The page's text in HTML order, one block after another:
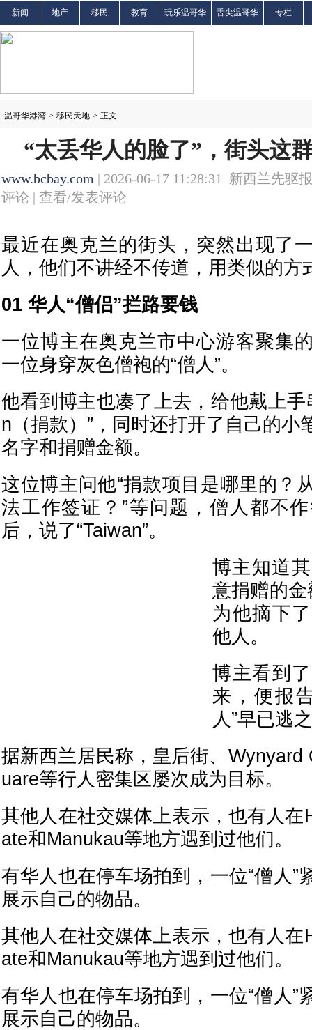
新闻 地产 移民 教育 玩乐温哥华 舌尖温哥华 专栏
温哥华港湾 > 移民天地 > 正文
“太丢华人的脸了”，街头这
www.bcbay.com | 2026-06-17 11:28:31 新西兰先驱
评论 | 查看/发表评论
最近在奥克兰的街头，突然出现了
人，他们不讲经不传道，用类似的方
01 华人“僧侣”拦路要钱
一位博主在奥克兰市中心游客聚集
一位身穿灰色僧袍的“僧人”。
他看到博主也凑了上去，给他戴上手
n（捐款）”，同时还打开了自己的小
名字和捐赠金额。
这位博主问他“捐款项目是哪里的？
法工作签证？”等问题，僧人都不
后，说了“Taiwan”。
博主知道
意捐赠的
为他摘下
他人。
博主看到
来，便报
人”早已逃
据新西兰居民称，皇后街、Wynyard
uare等行人密集区屡次成为目标。
其他人在社交媒体上表示，也有人在
ate和Manukau等地方遇到过他们。
有华人也在停车场拍到，一位“僧人”
展示自己的物品。
其他人在社交媒体上表示，也有人在
ate和Manukau等地方遇到过他们。
有华人也在停车场拍到，一位“僧人”
展示自己的物品。